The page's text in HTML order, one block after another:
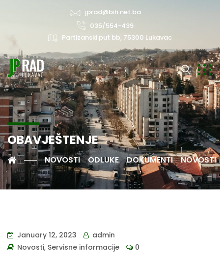
jprad@bih.net.ba
035/554-439
Partizanski put bb, 75300 Lukavac
OBAVJEŠTENJE
NOVOSTI ODLUKE DOKUMENTI NOVOSTI
January 12, 2023
admin
Novosti, Servisne informacije 0